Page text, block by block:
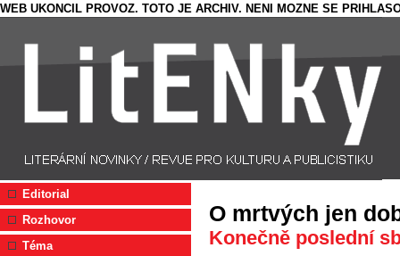
WEB UKONCIL PROVOZ. TOTO JE ARCHIV. NENI MOZNE SE
Editorial
Rozhovor
Téma
O mrtvých jen
Konečně poslední